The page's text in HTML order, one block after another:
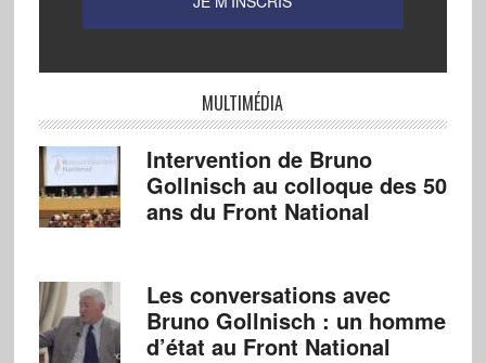
MULTIMÉDIA
Intervention de Bruno
Gollnisch au colloque des 50
ans du Front National
Les conversations avec
Bruno Gollnisch : un homme
d’état au Front National